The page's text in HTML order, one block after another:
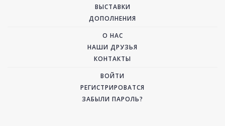
ВЫСТАВКИ
ДОПОЛНЕНИЯ
О НАС
НАШИ ДРУЗЬЯ
КОНТАКТЫ
ВОЙТИ
РЕГИСТРИРОВАТСЯ
ЗАБЫЛИ ПАРОЛЬ?